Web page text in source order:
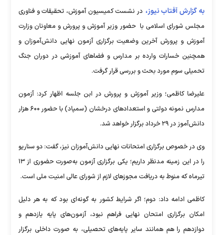
به گزارش آفتاب نیوز، در نشست کمیسیون آموزش، تحقیقات و فناوری
مجلس شورای اسلامی با حضور وزیر آموزش و پرورش و معاونان وزارت
آموزش و پرورش آخرین وضعیت برگزاری آزمون نهایی دانش‌آموزان و
همچنین خسارات وارده بر مدارس و فضاهای آموزشی در دوران جنگ
تحمیلی سوم مورد بحث و بررسی قرار گرفت.
علیرضا کاظمی؛ وزیر آموزش و پرورش در ابن جلسه اظهار کرد: آزمون
مدارس نمونه دولتی و استعدادهای درخشان (سمپاد) با حضور ۶۰۰ هزار
دانش‌آموز در ۲۹ خرداد برگزار خواهد شد.
وی در خصوص برگزاری امتحانات نهایی دانش‌آموزان نیز، گفت: دو سناریو
را در این زمینه مدنظر داریم؛ یکی برگزاری آزمون به‌صورت حضوری از ۱۳
تیرماه که منوط به دریافت مجوزهای لازم از شورای عالی امنیت ملی است.
کاظمی ادامه داد: دوم؛ اگر شرایط کشور به گونه‌ای بود که به هر دلیل
امکان برگزاری امتحان نهایی فراهم نبود، آزمون‌های پایه یازدهم و
دوازدهم را هم همانند سایر پایه‌های تحصیلی، به صورت داخلی برگزار